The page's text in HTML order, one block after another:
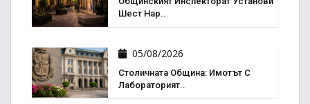
Шест Нар..
05/08/2026
Столичната Община: Имотът С
Лабораторият..